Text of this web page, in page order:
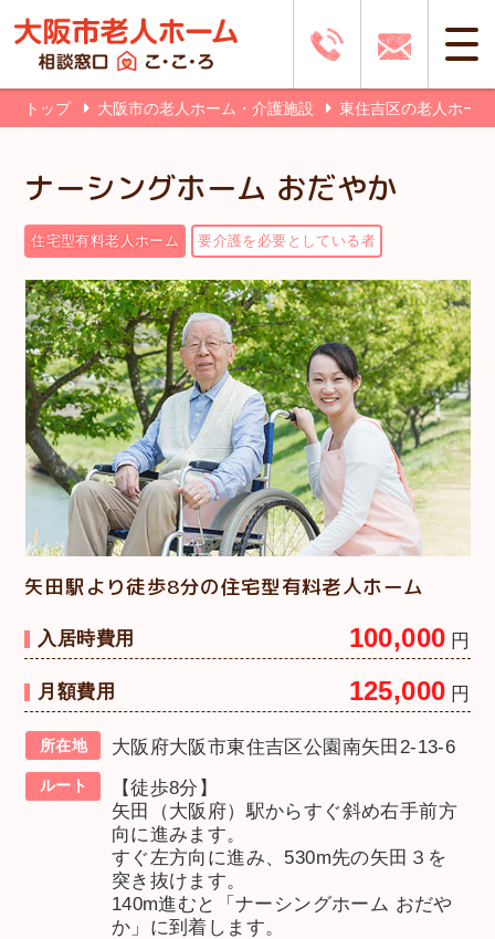
トップ 大阪市の老人ホーム・介護施設 東住吉区の老人ホー
ナーシングホーム おだやか
住宅型有料老人ホーム 要介護を必要としている者
矢田駅より徒歩8分の住宅型有料老人ホーム
入居時費用 100,000 円
月額費用 125,000 円
所在地 大阪府大阪市東住吉区公園南矢田2-13-6
ルート
【徒歩8分】
矢田（大阪府）駅からすぐ斜め右手前方
向に進みます。
すぐ左方向に進み、530m先の矢田３を
突き抜けます。
140m進むと「ナーシングホーム おだや
か」に到着します。